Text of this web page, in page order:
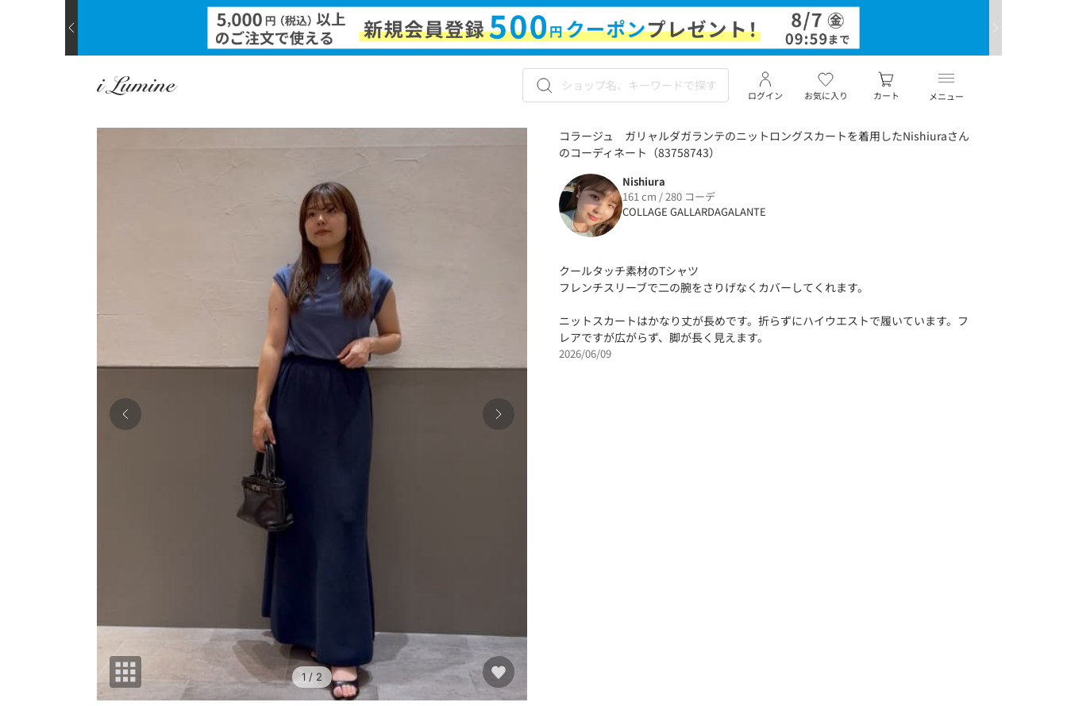
メニュー
お気に入り
ログイン カート
1 / 2
コラージュ ガリャルダガランテのニットロングスカートを着用したNishiuraさん
のコーディネート（83758743）
Nishiura
161 cm / 280 コーデ
COLLAGE GALLARDAGALANTE
クールタッチ素材のTシャツ
フレンチスリーブで二の腕をさりげなくカバーしてくれます。
ニットスカートはかなり丈が長めです。折らずにハイウエストで履いています。フ
レアですが広がらず、脚が長く見えます。
2026/06/09